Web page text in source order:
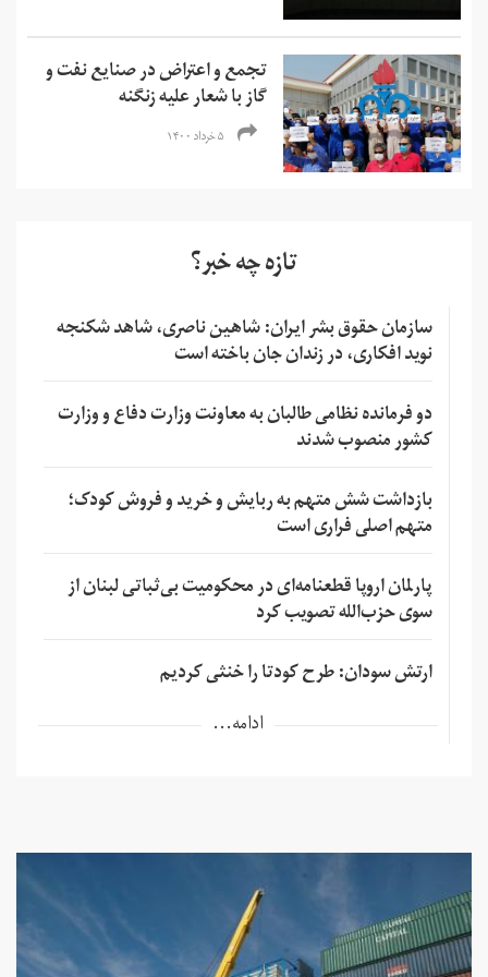
تجمع و اعتراض در صنایع نفت و
گاز با شعار علیه زنگنه
۵ خرداد ۱۴۰۰
تازه چه خبر؟
سازمان حقوق بشر ایران: شاهین ناصری، شاهد شکنجه
نوید افکاری، در زندان جان باخته است
دو فرمانده نظامی طالبان به معاونت وزارت دفاع و وزارت
کشور منصوب شدند
بازداشت شش متهم به ربایش و خرید و فروش کودک؛
متهم اصلی فراری است
پارلمان اروپا قطعنامه‌ای در محکومیت بی‌ثباتی لبنان از
سوی حزب‌الله تصویب کرد
ارتش سودان: طرح کودتا را خنثی کردیم
ادامه...